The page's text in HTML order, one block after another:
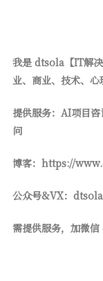
我是 dtsola【IT解
业、商业、技术、心
提供服务：AI项目
问
博客：https://
公众号&VX：dtsola
需提供服务，加微